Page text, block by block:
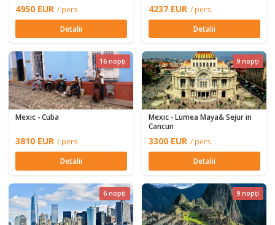
4950 EUR / pers
Detalii
4237 EUR / pers
Detalii
16 nopți
Mexic - Cuba
3810 EUR / pers
Detalii
9 nopți
Mexic - Lumea Maya& Sejur in
Cancun
3300 EUR / pers
Detalii
6 nopți 9 nopți